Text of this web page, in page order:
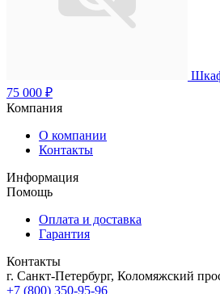
75 000 ₽
Компания
О компании
Контакты
Информация
Помощь
Оплата и доставка
Гарантия
Контакты
г. Санкт-Петербург, Коломяжский
+7 (800) 350-95-96